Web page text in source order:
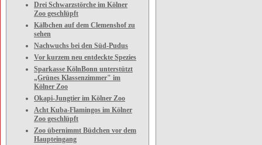
Drei Schwarzstörche im Kölner
Zoo geschlüpft
Kälbchen auf dem Clemenshof zu
sehen
Nachwuchs bei den Süd-Pudus
Vor kurzem neu entdeckte Spezies
Sparkasse KölnBonn unterstützt
„Grünes Klassenzimmer" im
Kölner Zoo
Okapi-Jungtier im Kölner Zoo
Acht Kuba-Flamingos im Kölner
Zoo geschlüpft
Zoo übernimmt Büdchen vor dem
Haupteingang